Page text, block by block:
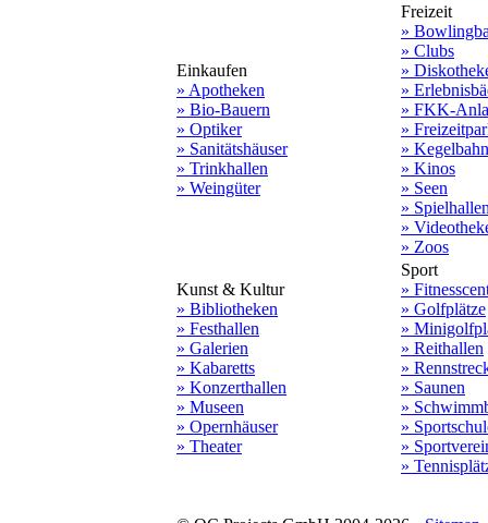
Einkaufen
» Apotheken
» Bio-Bauern
» Optiker
» Sanitätshäuser
» Trinkhallen
» Weingüter
Freizeit
»
» Clubs
»
»
» FKK-
»
»
» Kinos
» Seen
»
»
» Zoos
Kunst & Kultur
» Bibliotheken
» Festhallen
» Galerien
» Kabaretts
» Konzerthallen
» Museen
» Opernhäuser
» Theater
Sport
»
» Golfplätze
»
» Reithallen
»
» Saunen
»
»
»
»